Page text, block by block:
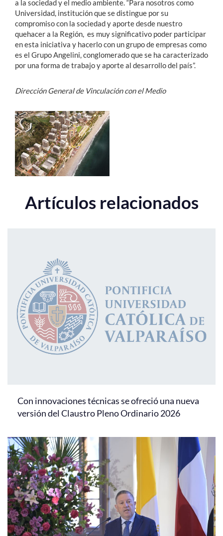
a la sociedad y el medio ambiente. “Para nosotros como
Universidad, institución que se distingue por su
compromiso con la sociedad y aporte desde nuestro
quehacer a la Región, es muy significativo poder participar
en esta iniciativa y hacerlo con un grupo de empresas como
es el Grupo Angelini, conglomerado que se ha caracterizado
por una forma de trabajo y aporte al desarrollo del país”.
Dirección General de Vinculación con el Medio
Artículos relacionados
Con innovaciones técnicas se ofreció una nueva
versión del Claustro Pleno Ordinario 2026